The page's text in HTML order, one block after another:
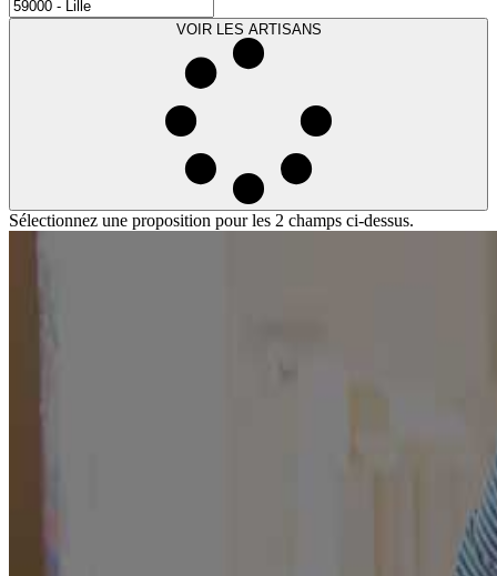
Sélectionnez une proposition pour les 2 champs ci-dessus.